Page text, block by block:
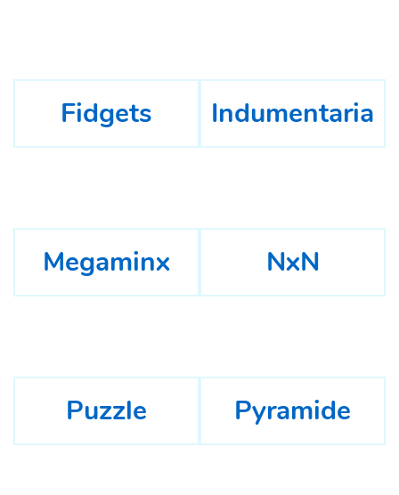
Fidgets Indumentaria
Megaminx NxN
Puzzle Pyramide